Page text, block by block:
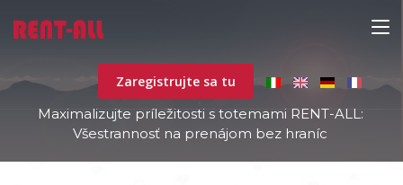
Zaregistrujte sa tu
Home
Maximalizujte príležitosti s totemami RENT-ALL:
Všestrannosť na prenájom bez hraníc